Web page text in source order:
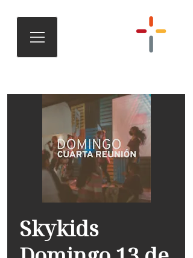
Skykids